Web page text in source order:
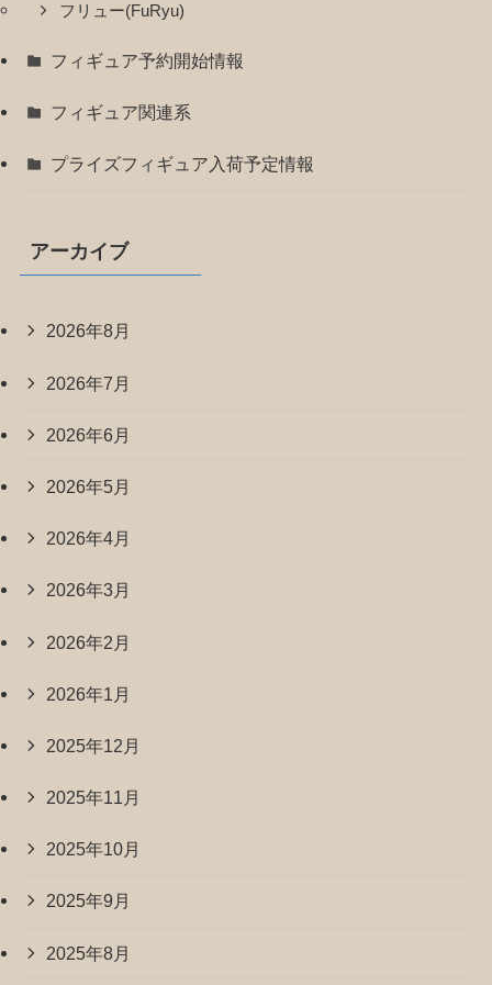
フリュー(FuRyu)
フィギュア予約開始情報
フィギュア関連系
プライズフィギュア入荷予定情報
アーカイブ
2026年8月
2026年7月
2026年6月
2026年5月
2026年4月
2026年3月
2026年2月
2026年1月
2025年12月
2025年11月
2025年10月
2025年9月
2025年8月